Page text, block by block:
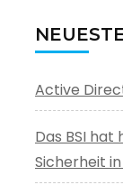
Active
Das BSI
Sicherheit